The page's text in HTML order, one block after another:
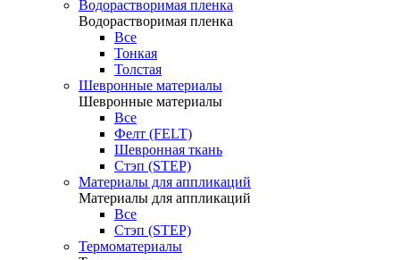
Водорастворимая пленка
Водорастворимая пленка
Все
Тонкая
Толстая
Шевронные материалы
Шевронные материалы
Все
Фелт (FELT)
Шевронная ткань
Стэп (STEP)
Материалы для аппликаций
Материалы для аппликаций
Все
Стэп (STEP)
Термоматериалы